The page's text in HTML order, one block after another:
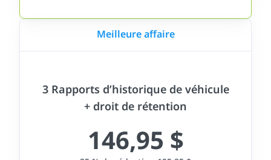
Meilleure affaire
3 Rapports d’historique de véhicule
+ droit de rétention
146,95 $